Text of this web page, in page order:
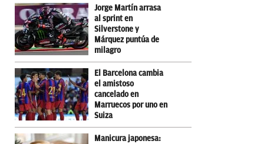
Jorge Martín arrasa
al sprint en
Silverstone y
Márquez puntúa de
milagro
El Barcelona cambia
el amistoso
cancelado en
Marruecos por uno en
Suiza
Manicura japonesa: